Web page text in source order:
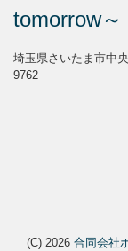
tomorrow～
埼玉県さいたま市中
9762
(C) 2026 合同会社